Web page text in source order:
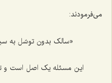
می‌فرمودند:
«سالک بدون توسّل به
این مسئله یک اصل است و